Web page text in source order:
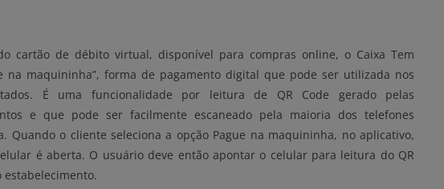
cartão de débito virtual, disponível para compras online, o Caixa Tem
na maquininha”, forma de pagamento digital que pode ser utilizada nos
É uma funcionalidade por leitura de QR Code gerado pelas
e que pode ser facilmente escaneado pela maioria dos telefones
Quando o cliente seleciona a opção Pague na maquininha, no aplicativo,
é aberta. O usuário deve então apontar o celular para leitura do QR
estabelecimento.